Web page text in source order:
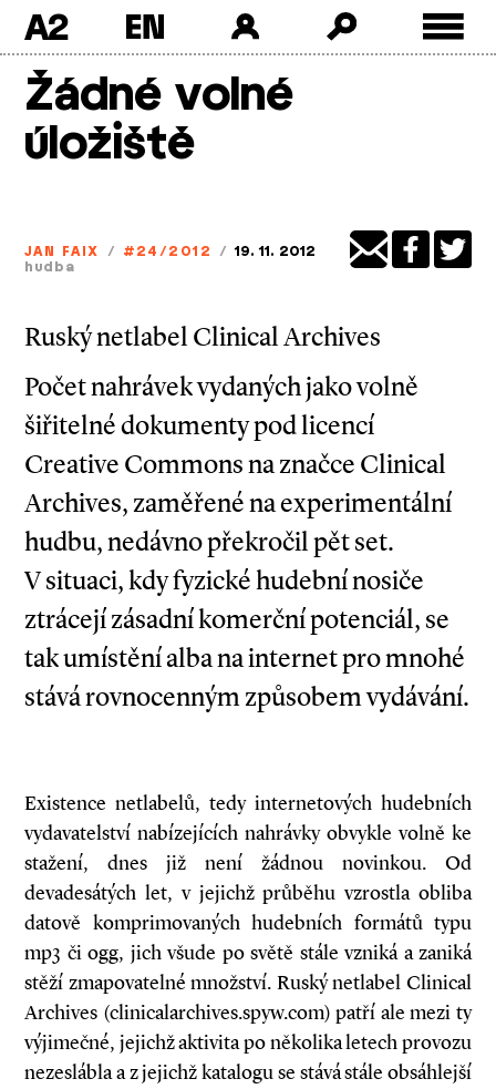
Skip
A2
Žádné volné
úložiště
JAN FAIX / #24/2012 / 19. 11. 2012
hudba
Ruský netlabel Clinical Archives
Počet nahrávek vydaných jako volně
šiřitelné dokumenty pod licencí
Creative Commons na značce Clinical
Archives, zaměřené na experimentální
hudbu, nedávno překročil pět set.
V situaci, kdy fyzické hudební nosiče
ztrácejí zásadní komerční potenciál, se
tak umístění alba na internet pro mnohé
stává rovnocenným způsobem vydávání.
Existence netlabelů, tedy internetových hudebních
vydavatelství nabízejících nahrávky obvykle volně ke
stažení, dnes již není žádnou novinkou. Od
devadesátých let, v jejichž průběhu vzrostla obliba
datově komprimovaných hudebních formátů typu
mp3 či ogg, jich všude po světě stále vzniká a zaniká
stěží zmapovatelné množství. Ruský netlabel Clinical
Archives (clinicalarchives.spyw.com) patří ale mezi ty
výjimečné, jejichž aktivita po několika letech provozu
nezeslábla a z jejichž katalogu se stává stále obsáhlejší